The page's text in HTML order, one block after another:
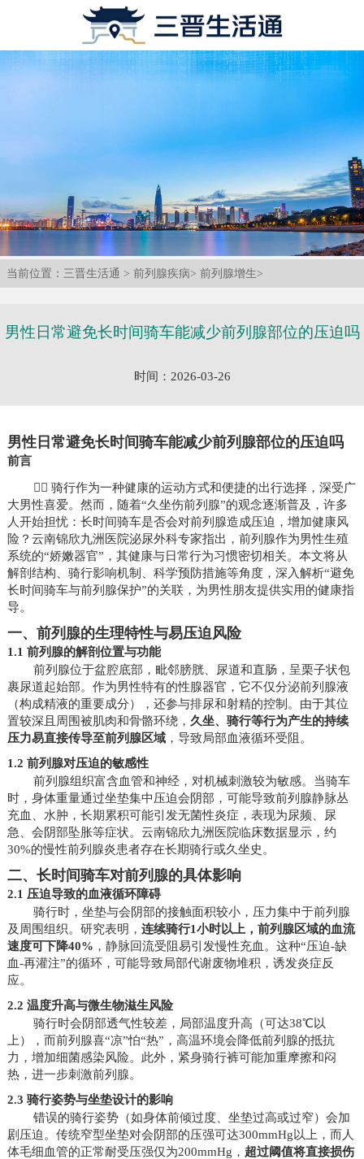
当前位置： 三晋生活通 > 前列腺疾病> 前列腺增生>
男性日常避免长时间骑车能减少前列腺部位的压迫吗
时间：2026-03-26
男性日常避免长时间骑车能减少前列腺部位的压迫吗
前言
🚴‍♂️ 骑行作为一种健康的运动方式和便捷的出行选择，深受广
大男性喜爱。然而，随着“久坐伤前列腺”的观念逐渐普及，许多
人开始担忧：长时间骑车是否会对前列腺造成压迫，增加健康风
险？云南锦欣九洲医院泌尿外科专家指出，前列腺作为男性生殖
系统的“娇嫩器官”，其健康与日常行为习惯密切相关。本文将从
解剖结构、骑行影响机制、科学预防措施等角度，深入解析“避免
长时间骑车与前列腺保护”的关联，为男性朋友提供实用的健康指
导。
一、前列腺的生理特性与易压迫风险
1.1 前列腺的解剖位置与功能
前列腺位于盆腔底部，毗邻膀胱、尿道和直肠，呈栗子状包
裹尿道起始部。作为男性特有的性腺器官，它不仅分泌前列腺液
（构成精液的重要成分），还参与排尿和射精的控制。由于其位
置较深且周围被肌肉和骨骼环绕， 久坐、骑行等行为产生的持续
压力易直接传导至前列腺区域，导致局部血液循环受阻。
1.2 前列腺对压迫的敏感性
前列腺组织富含血管和神经，对机械刺激较为敏感。当骑车
时，身体重量通过坐垫集中压迫会阴部，可能导致前列腺静脉丛
充血、水肿，长期累积可能引发无菌性炎症，表现为尿频、尿
急、会阴部坠胀等症状。云南锦欣九洲医院临床数据显示，约
30%的慢性前列腺炎患者存在长期骑行或久坐史。
二、长时间骑车对前列腺的具体影响
2.1 压迫导致的血液循环障碍
骑行时，坐垫与会阴部的接触面积较小，压力集中于前列腺
及周围组织。研究表明， 连续骑行1小时以上，前列腺区域的血流
速度可下降40% ，静脉回流受阻易引发慢性充血。这种“压迫-缺
血-再灌注”的循环，可能导致局部代谢废物堆积，诱发炎症反
应。
2.2 温度升高与微生物滋生风险
骑行时会阴部透气性较差，局部温度升高（可达38℃以
上），而前列腺喜“凉”怕“热”，高温环境会降低前列腺的抵抗
力，增加细菌感染风险。此外，紧身骑行裤可能加重摩擦和闷
热，进一步刺激前列腺。
2.3 骑行姿势与坐垫设计的影响
错误的骑行姿势（如身体前倾过度、坐垫过高或过窄）会加
剧压迫。传统窄型坐垫对会阴部的压强可达300mmHg以上，而人
体毛细血管的正常耐受压强仅为200mmHg， 超过阈值将直接损伤